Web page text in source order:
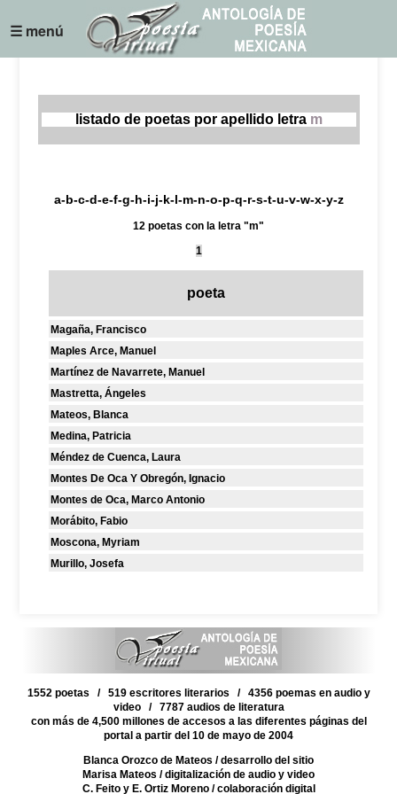
☰ menú
listado de poetas por apellido letra m
a-b-c-d-e-f-g-h-i-j-k-l-m-n-o-p-q-r-s-t-u-v-w-x-y-z
12 poetas con la letra "m"
1
poeta
Magaña, Francisco
Maples Arce, Manuel
Martínez de Navarrete, Manuel
Mastretta, Ángeles
Mateos, Blanca
Medina, Patricia
Méndez de Cuenca, Laura
Montes De Oca Y Obregón, Ignacio
Montes de Oca, Marco Antonio
Morábito, Fabio
Moscona, Myriam
Murillo, Josefa
1552 poetas / 519 escritores literarios / 4356 poemas en audio y
video / 7787 audios de literatura
con más de 4,500 millones de accesos a las diferentes páginas del
portal a partir del 10 de mayo de 2004
Blanca Orozco de Mateos / desarrollo del sitio
Marisa Mateos / digitalización de audio y video
C. Feito y E. Ortiz Moreno/ colaboración digital